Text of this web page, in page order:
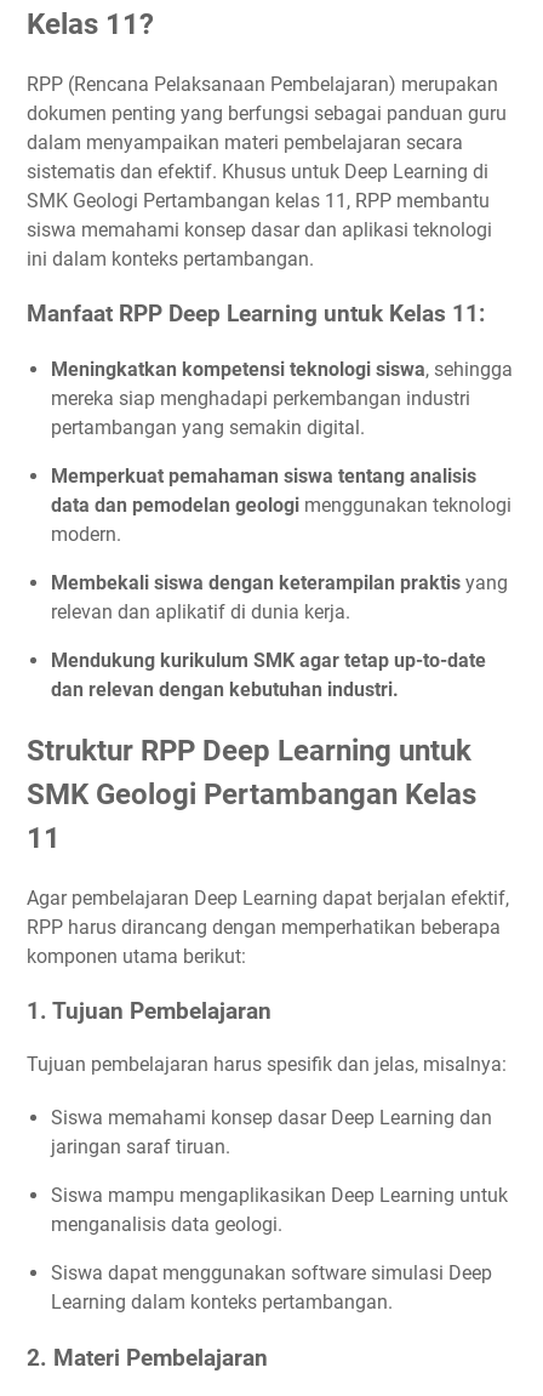
Kelas 11?
RPP (Rencana Pelaksanaan Pembelajaran) merupakan
dokumen penting yang berfungsi sebagai panduan guru
dalam menyampaikan materi pembelajaran secara
sistematis dan efektif. Khusus untuk Deep Learning di
SMK Geologi Pertambangan kelas 11, RPP membantu
siswa memahami konsep dasar dan aplikasi teknologi
ini dalam konteks pertambangan.
Manfaat RPP Deep Learning untuk Kelas 11:
Meningkatkan kompetensi teknologi siswa, sehingga
mereka siap menghadapi perkembangan industri
pertambangan yang semakin digital.
Memperkuat pemahaman siswa tentang analisis
data dan pemodelan geologi menggunakan teknologi
modern.
Membekali siswa dengan keterampilan praktis yang
relevan dan aplikatif di dunia kerja.
Mendukung kurikulum SMK agar tetap up-to-date
dan relevan dengan kebutuhan industri.
Struktur RPP Deep Learning untuk
SMK Geologi Pertambangan Kelas
11
Agar pembelajaran Deep Learning dapat berjalan efektif,
RPP harus dirancang dengan memperhatikan beberapa
komponen utama berikut:
1. Tujuan Pembelajaran
Tujuan pembelajaran harus spesifik dan jelas, misalnya:
Siswa memahami konsep dasar Deep Learning dan
jaringan saraf tiruan.
Siswa mampu mengaplikasikan Deep Learning untuk
menganalisis data geologi.
Siswa dapat menggunakan software simulasi Deep
Learning dalam konteks pertambangan.
2. Materi Pembelajaran